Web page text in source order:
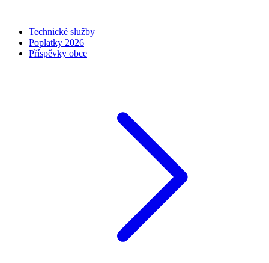
Technické služby
Poplatky 2026
Příspěvky obce